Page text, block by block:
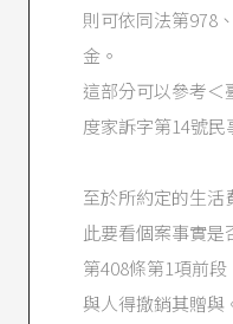
則可依同法第978
金。
這部分可以參考＜
度家訴字第14號民
至於所約定的生活
此要看個案事實
第408條第1項前
與人得撤銷其贈與